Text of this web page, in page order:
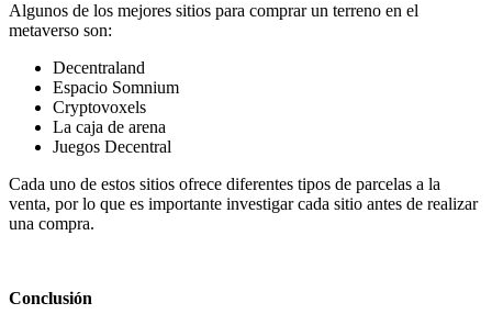
Algunos de los mejores sitios para comprar un terreno en el
metaverso son:
Decentraland
Espacio Somnium
Cryptovoxels
La caja de arena
Juegos Decentral
Cada uno de estos sitios ofrece diferentes tipos de parcelas a la
venta, por lo que es importante investigar cada sitio antes de realizar
una compra.
Conclusión